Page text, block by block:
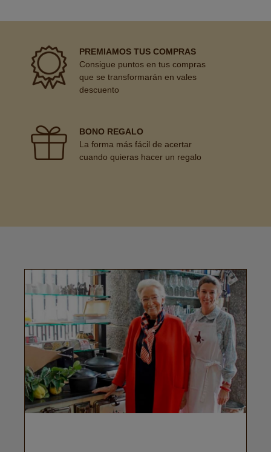
PREMIAMOS TUS COMPRAS
Consigue puntos en tus compras
que se transformarán en vales
descuento
BONO REGALO
La forma más fácil de acertar
cuando quieras hacer un regalo